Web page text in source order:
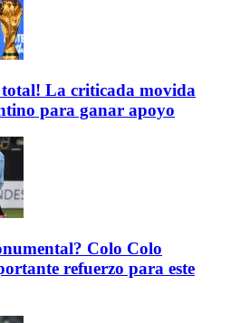
total! La criticada movida
para ganar apoyo
Colo Colo
refuerzo para este